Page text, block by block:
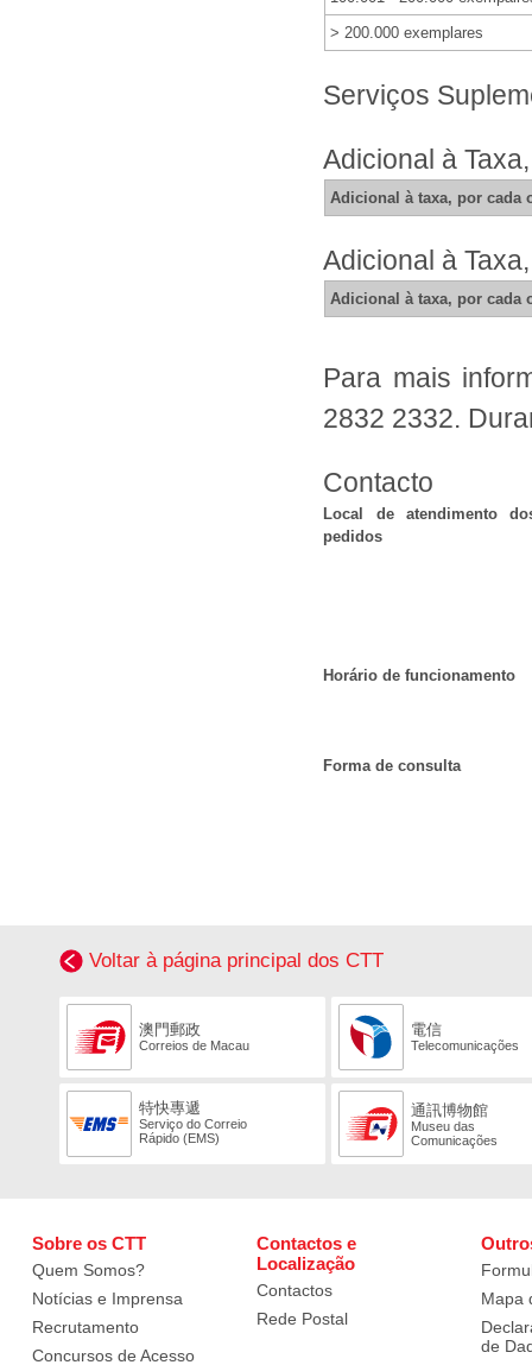
> 200.000 exemplares
Serviços
Adicional à
Adicional à taxa, por cada
Adicional à
Adicional à taxa, por cada
Para mais
2832 2332.
Contacto
Local de atendimento
pedidos
Horário de funcionamento
Forma de consulta
Voltar à página principal dos CTT
澳門郵政
Correios de Macau
電信
Telecomunicações
特快專遞
Serviço do Correio
Rápido (EMS)
通訊博物館
Museu das
Comunicações
Sobre os CTT
Quem Somos?
Notícias e Imprensa
Recrutamento
Concursos de Acesso
Contactos e
Localização
Contactos
Rede Postal
Mapa
de